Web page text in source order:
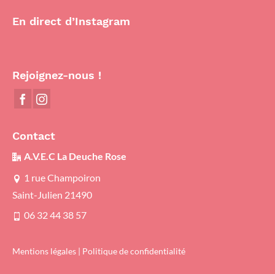
En direct d’Instagram
Rejoignez-nous !
Contact
A.V.E.C La Deuche Rose
1 rue Champoiron
Saint-Julien 21490
06 32 44 38 57
Mentions légales | Politique de confidentialité